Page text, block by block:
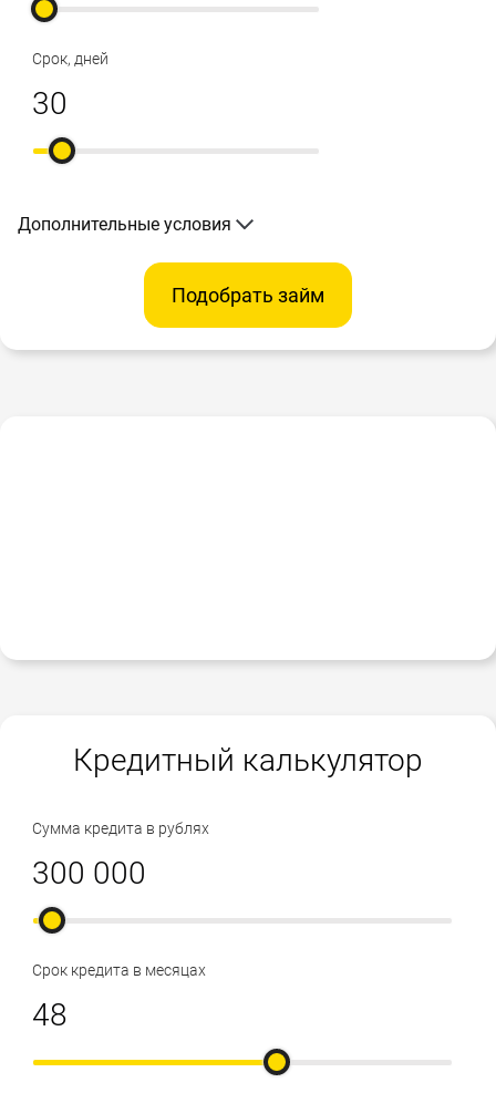
Срок, дней
Дополнительные условия
Подобрать займ
Кредитный калькулятор
Сумма кредита в рублях
Срок кредита в месяцах